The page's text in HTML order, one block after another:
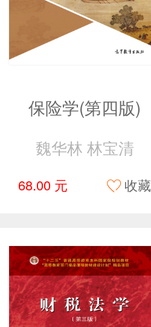
保险学(第四版)
魏华林 林宝清
68.00 元 收藏